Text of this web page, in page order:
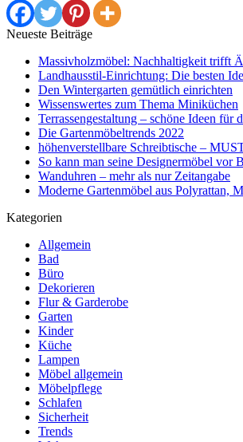
Neueste Beiträge
Massivholzmöbel: Nachhaltigkeit trifft
Landhausstil-Einrichtung: Die besten
Den Wintergarten gemütlich einrichten
Wissenswertes zum Thema Miniküchen
Terrassengestaltung – schöne Ideen für
Die Gartenmöbeltrends 2022
höhenverstellbare Schreibtische –
So kann man seine Designermöbel vor
Wanduhren – mehr als nur Zeitangabe
Moderne Gartenmöbel aus Polyrattan,
Kategorien
Allgemein
Bad
Büro
Dekorieren
Flur & Garderobe
Garten
Kinder
Küche
Lampen
Möbel allgemein
Möbelpflege
Schlafen
Sicherheit
Trends